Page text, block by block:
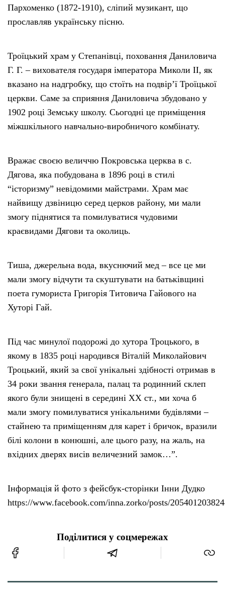
Пархоменко (1872-1910), сліпий музикант, що
прославляв українську пісню.
Троїцький храм у Степанівці, поховання Даниловича
Г. Г. – вихователя государя імператора Миколи ІІ, як
вказано на надгробку, що стоїть на подвір’ї Троїцької
церкви. Саме за сприяння Даниловича збудовано у
1902 році Земську школу. Сьогодні це приміщення
міжшкільного навчально-виробничого комбінату.
Вражає своєю величчю Покровська церква в с.
Дягова, яка побудована в 1896 році в стилі
“історизму” невідомими майстрами. Храм має
найвищу дзвіницю серед церков району, ми мали
змогу піднятися та помилуватися чудовими
краєвидами Дягови та околиць.
Тиша, джерельна вода, вкуснючий мед – все це ми
мали змогу відчути та скуштувати на батьківщині
поета гумориста Григорія Титовича Гайового на
Хуторі Гай.
Під час минулої подорожі до хутора Троцького, в
якому в 1835 році народився Віталій Миколайович
Троцький, який за свої унікальні здібності отримав в
34 роки звання генерала, палац та родинний склеп
якого були знищені в середині ХХ ст., ми хоча б
мали змогу помилуватися унікальними будівлями –
стайнею та приміщенням для карет і бричок, вразили
білі колони в конюшні, але цього разу, на жаль, на
вхідних дверях висів величезний замок…”.
Інформація й фото з фейсбук-сторінки Інни Дудко
https://www.facebook.com/inna.zorko/posts/
Поділитися у соцмережах